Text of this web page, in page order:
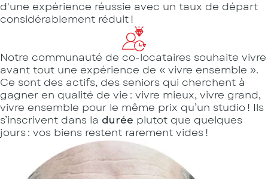
d'une expérience réussie avec un taux de départ
considérablement réduit !
Notre communauté de co-locataires souhaite vivre
avant tout une expérience de « vivre ensemble ».
Ce sont des actifs, des seniors qui cherchent à
gagner en qualité de vie : vivre mieux, vivre grand,
vivre ensemble pour le même prix qu’un studio ! Ils
s’inscrivent dans la durée plutot que quelques
jours : vos biens restent rarement vides !